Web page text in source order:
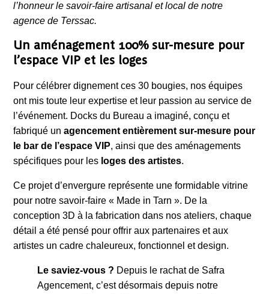
l’honneur le savoir-faire artisanal et local de notre
agence de Terssac.
Un aménagement 100% sur-mesure pour
l’espace VIP et les loges
Pour célébrer dignement ces 30 bougies, nos équipes
ont mis toute leur expertise et leur passion au service de
l’événement. Docks du Bureau a imaginé, conçu et
fabriqué unagencement entièrement sur-mesure pour
le bar de l’espace VIP, ainsi que des aménagements
spécifiques pour les loges des artistes.
Ce projet d’envergure représente une formidable vitrine
pour notre savoir-faire « Made in Tarn ». De la
conception 3D à la fabrication dans nos ateliers, chaque
détail a été pensé pour offrir aux partenaires et aux
artistes un cadre chaleureux, fonctionnel et design.
Le saviez-vous ? Depuis le rachat de Safra
Agencement, c’est désormais depuis notre